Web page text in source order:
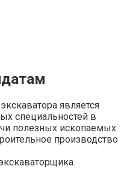
является
специальностей в
полезных ископаемых.
производство